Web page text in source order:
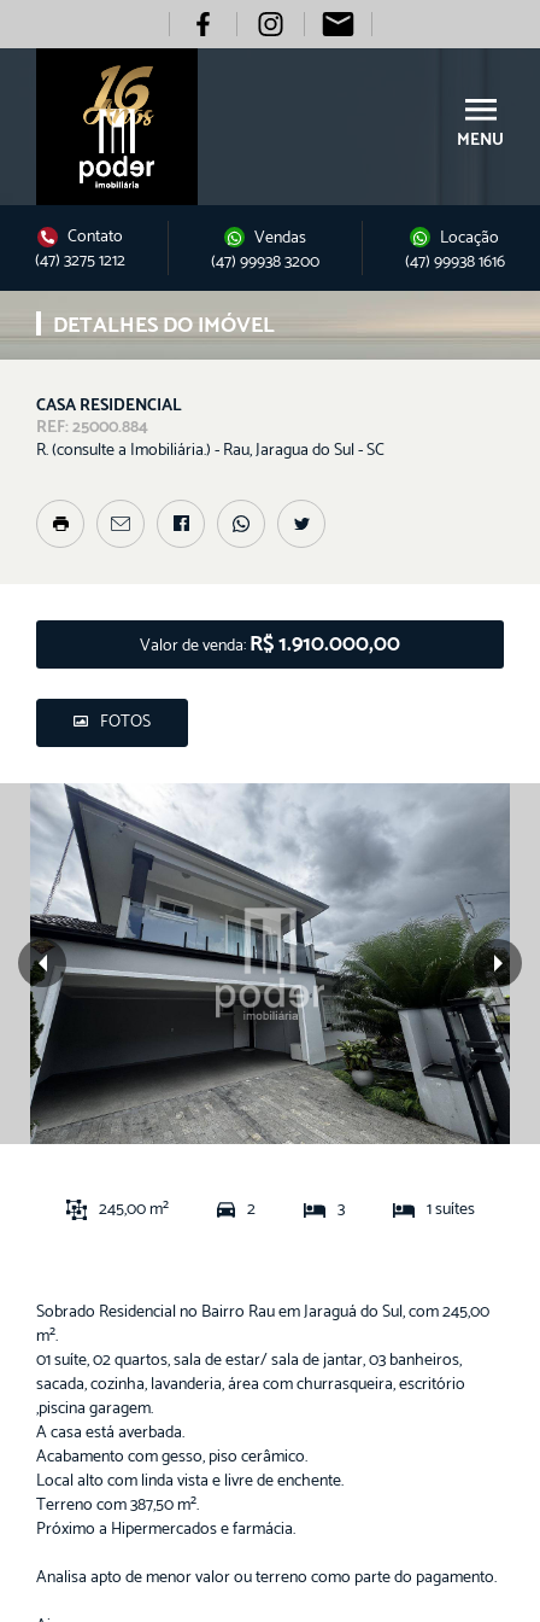
MENU
Contato
(47) 3275 1212
Vendas
(47) 99938 3200
Locação
(47) 99938 1616
DETALHES DO IMÓVEL
CASA RESIDENCIAL
REF: 25000.884
R. (consulte a Imobiliária.) - Rau, Jaragua do Sul - SC
FOTOS
Valor de venda:R$ 1.910.000,00
245,00 m² 2 3 1 suítes
Sobrado Residencial no Bairro Rau em Jaraguá do Sul, com 245,00
m².
01 suíte, 02 quartos, sala de estar/ sala de jantar, 03 banheiros,
sacada, cozinha, lavanderia, área com churrasqueira, escritório
,piscina garagem.
A casa está averbada.
Acabamento com gesso, piso cerâmico.
Local alto com linda vista e livre de enchente.
Terreno com 387,50 m².
Próximo a Hipermercados e farmácia.
Analisa apto de menor valor ou terreno como parte do pagamento.